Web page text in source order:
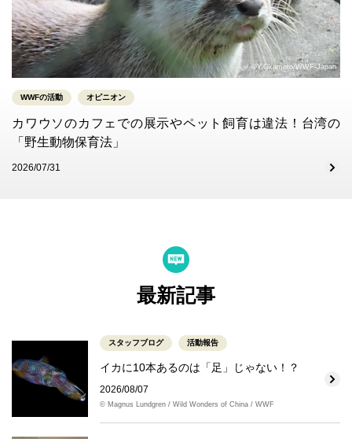
©Y.Okamoto/WWF-Japan
WWFの活動 オピニオン
カワウソのカフェでの展示やペット飼育は違法！台湾の
「野生動物保育法」
2026/07/31
最新記事
スタッフブログ 活動報告
イカに10本あるのは「足」じゃない！？
2026/08/07
© Magnus Lundgren / Wild Wonders of China / WWF